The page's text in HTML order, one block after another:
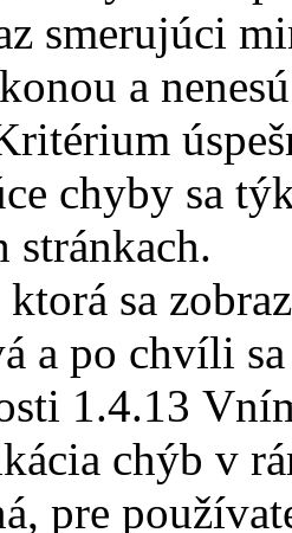
smerujúci
a
chyby sa
stránkach.
ktorá sa
a po chvíli
1.4.13
chýb v
pre